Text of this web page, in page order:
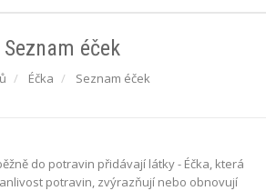
Seznam éček
Éčka Seznam éček
do potravin přidávají látky - Éčka, která
potravin, zvýrazňují nebo obnovují